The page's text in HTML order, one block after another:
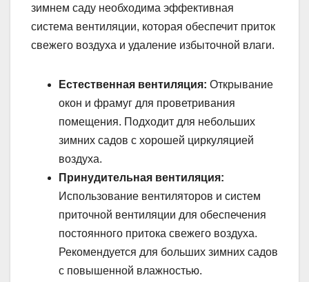
зимнем саду необходима эффективная
система вентиляции, которая обеспечит приток
свежего воздуха и удаление избыточной влаги.
Естественная вентиляция: Открывание
окон и фрамуг для проветривания
помещения. Подходит для небольших
зимних садов с хорошей циркуляцией
воздуха.
Принудительная вентиляция:
Использование вентиляторов и систем
приточной вентиляции для обеспечения
постоянного притока свежего воздуха.
Рекомендуется для больших зимних садов
с повышенной влажностью.